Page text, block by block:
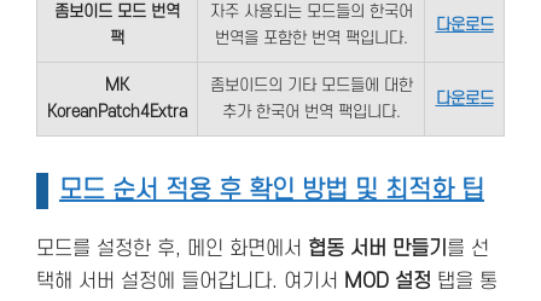
좀보이드 모드 번역
팩
자주 사용되는 모드들의 한국어
번역을 포함한 번역 팩입니다.
다운로드
MK
KoreanPatch4Extra
좀보이드의 기타 모드들에 대한
추가 한국어 번역 팩입니다.
다운로드
모드 순서 적용 후 확인 방법 및 최적화 팁
모드를 설정한 후, 메인 화면에서 협동 서버 만들기 를 선
택해 서버 설정에 들어갑니다. 여기서
MOD 설정 탭을 통